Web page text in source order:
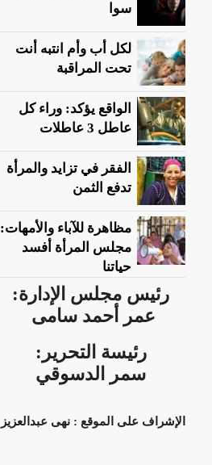
سوا
لكل أب وأم انتبه أنت
تحت المراقبة
الواقع يؤكد: وراء كل
عاطل 3 عاطلات
الفقر في تزايد والمرأة
تدفع الثمن
مظاهرة للآباء والأمهات:
مجلس المرأة أفسد
حياتنا
رئيس مجلس الإدارة:
عمر أحمد سامى
رئيسة التحرير:
سمر الدسوقي
الإشراف على الموقع : نهى عبدالعزيز